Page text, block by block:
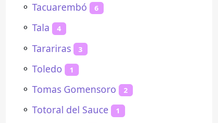
⚬ Tacuarembó 6
⚬ Tala 4
⚬ Tarariras 3
⚬ Toledo 1
⚬ Tomas Gomensoro 2
⚬ Totoral del Sauce 1